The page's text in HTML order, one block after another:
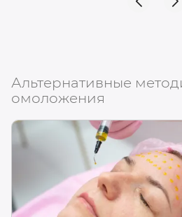
Альтернативные
омоложения